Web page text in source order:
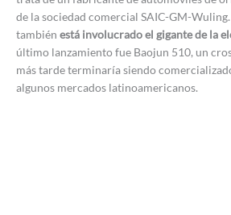
de la sociedad comercial SAIC-GM-Wuling.
también está involucrado el gigante de la
último lanzamiento fue Baojun 510, un
más tarde terminaría siendo
algunos mercados latinoamericanos.